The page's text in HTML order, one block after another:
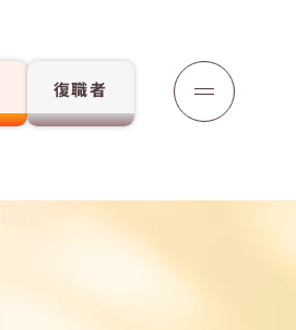
復職者